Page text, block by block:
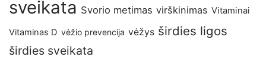
sveikata Svorio metimas virškinimas Vitaminai
Vitaminas D vėžio prevencija vėžys širdies ligos
širdies sveikata